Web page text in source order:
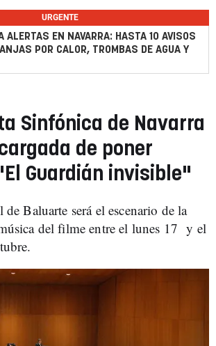
URGENTE
ALERTAS EN NAVARRA: HASTA 10 AVISOS
POR CALOR, TROMBAS DE AGUA Y
Sinfónica de Navarra
de poner
Guardián invisible"
Baluarte será el escenario de la
del filme entre el lunes 17 y el